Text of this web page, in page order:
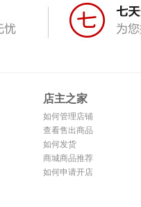
店主之家
如何管理店铺
查看售出商品
如何发货
商城商品推荐
如何申请开店